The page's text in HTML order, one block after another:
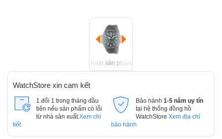
Hình sản phẩm
WatchStore xin cam kết
1 đổi 1 trong tháng đầu
tiên nếu sản phẩm có lỗi
từ nhà sản xuất. Xem chi
tiết
Bảo hành 1-5 năm uy tín
tại hệ thống đồng hồ
WatchStore Xem địa chỉ
bảo hành